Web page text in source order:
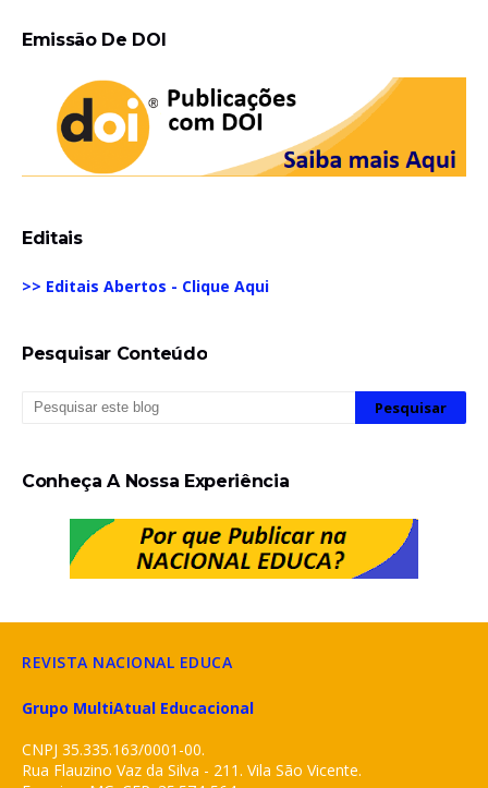
Emissão De DOI
Editais
>> Editais Abertos - Clique Aqui
Pesquisar Conteúdo
Conheça A Nossa Experiência
REVISTA NACIONAL EDUCA
Grupo MultiAtual Educacional
CNPJ 35.335.163/0001-00.
Rua Flauzino Vaz da Silva - 211. Vila São Vicente.